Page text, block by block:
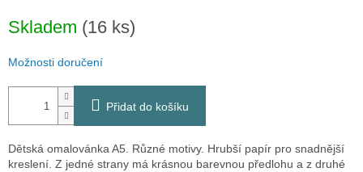
cena:
Skladem (16 ks)
Možnosti doručení
Přidat do košíku
Dětská omalovánka A5. Různé motivy. Hrubší papír pro snadnější
kreslení. Z jedné strany má krásnou barevnou předlohu a z druhé